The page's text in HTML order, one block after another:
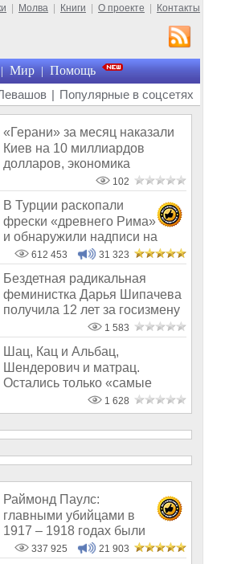
Молва Книги О проекте Контакты
| Мир | Помощь
| Популярные в соцсетях
«Герани» за месяц наказали
Киев на 10 миллиардов
долларов, экономика
Украины обнуля
102
В Турции раскопали
фрески «древнего Рима»
и обнаружили надписи на
Русском!
612 453 31 323
Бездетная радикальная
феминистка Дарья Шипачева
получила 12 лет за госизмену
1 583
Шац, Кац и Альбац,
Шендерович и матрац.
Oстались только «самые
твёрдые ребята»1 628
Раймонд Паулс:
главными убийцами в
1917 – 1918 годах были
латыши и евреи, а не русс
337 925 21 903